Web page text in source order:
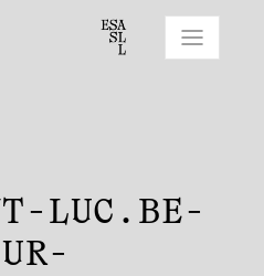
LUC.BE-